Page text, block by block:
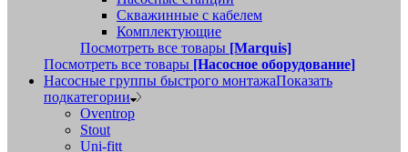
Скважинные с кабелем
Комплектующие
Посмотреть все товары [Marquis]
Посмотреть все товары [Насосное оборудование]
Насосные группы быстрого монтажаПоказать
подкатегории
Oventrop
Stout
Uni-fitt